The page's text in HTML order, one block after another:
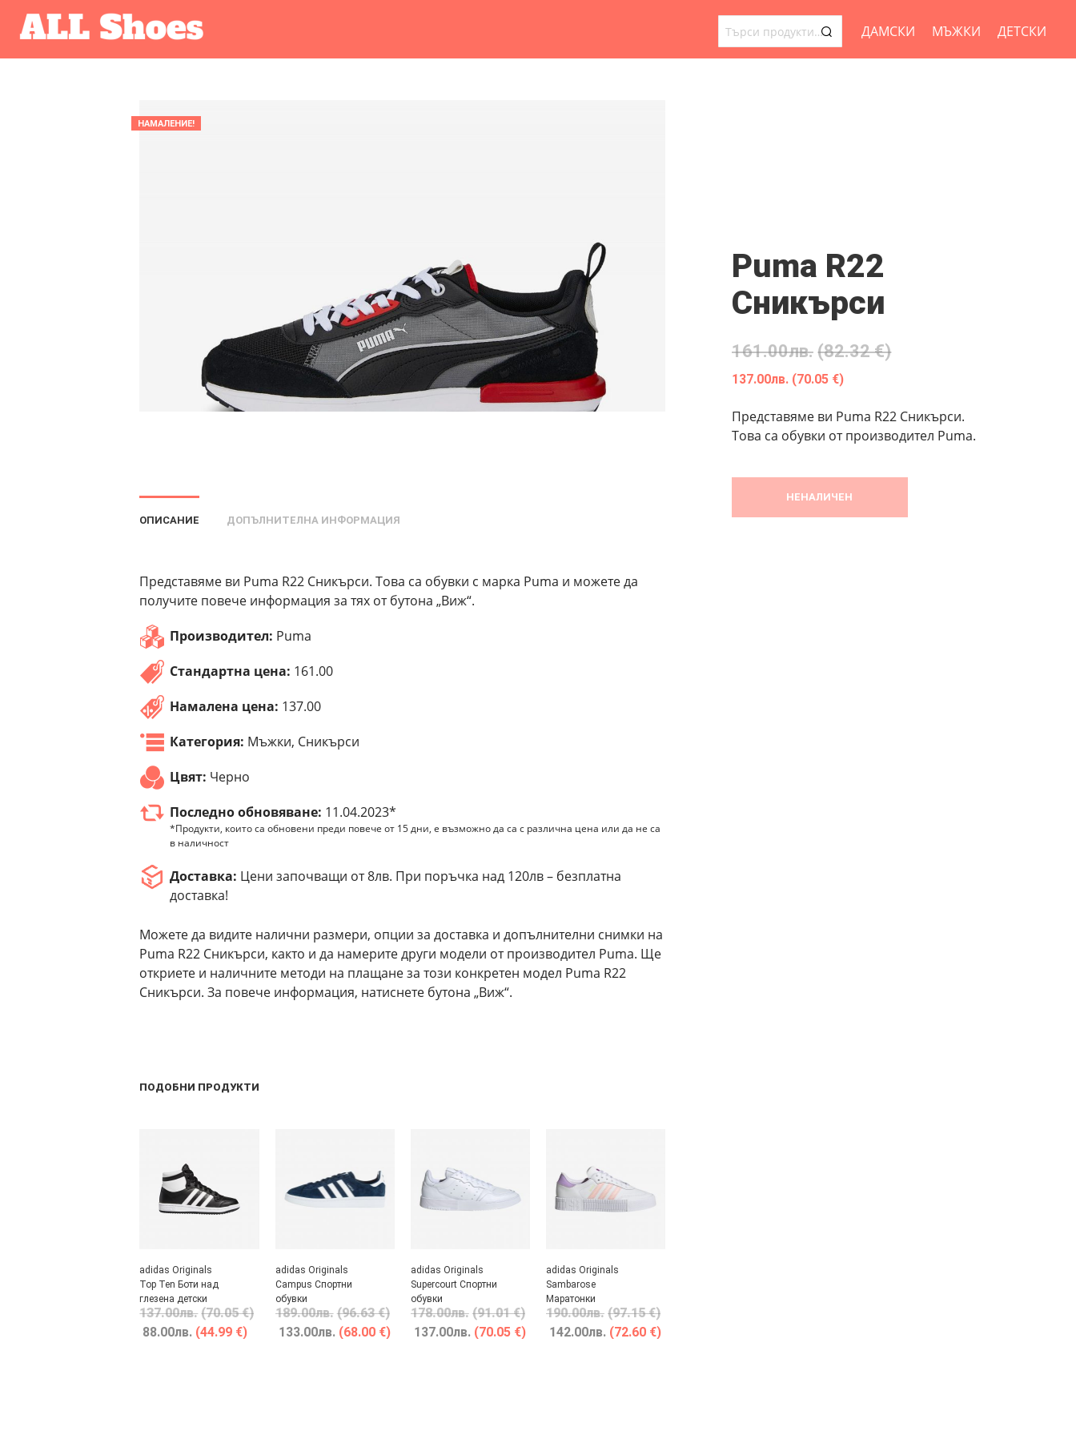
ТЪРСЕНЕ
ДАМСКИ МЪЖКИ ДЕТСКИ
НАМАЛЕНИЕ!
Puma R22
Сникърси
161.00лв. (82.32 €)
137.00лв. (70.05 €)
Представяме ви Puma R22 Сникърси.
Това са обувки от производител Puma.
НЕНАЛИЧЕН
ОПИСАНИЕ
ДОПЪЛНИТЕЛНА ИНФОРМАЦИЯ
Представяме ви Puma R22 Сникърси. Това са обувки с марка Puma и можете да
получите повече информация за тях от бутона „Виж“.
Производител: Puma
Стандартна цена: 161.00
Намалена цена: 137.00
Категория: Мъжки, Сникърси
Цвят: Черно
Последно обновяване: 11.04.2023*
*Продукти, които са обновени преди повече от 15 дни, е възможно да са с различна цена или да не са
в наличност
Доставка: Цени започващи от 8лв. При поръчка над 120лв – безплатна
доставка!
Можете да видите налични размери, опции за доставка и допълнителни снимки на
Puma R22 Сникърси, както и да намерите други модели от производител Puma. Ще
откриете и наличните методи на плащане за този конкретен модел Puma R22
Сникърси. За повече информация, натиснете бутона „Виж“.
ПОДОБНИ ПРОДУКТИ
adidas Originals
Top Ten Боти над
глезена детски
137.00лв. (70.05 €)
88.00лв. (44.99 €)
adidas Originals
Campus Спортни
обувки
189.00лв. (96.63 €)
133.00лв. (68.00 €)
adidas Originals
Supercourt Спортни
обувки
178.00лв. (91.01 €)
137.00лв. (70.05 €)
adidas Originals
Sambarose
Маратонки
190.00лв. (97.15 €)
142.00лв. (72.60 €)